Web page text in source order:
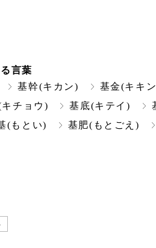
言葉
基幹(キカン) 基金(キキ
チョウ) 基底(キテイ)
(もとい) 基肥(もとごえ)